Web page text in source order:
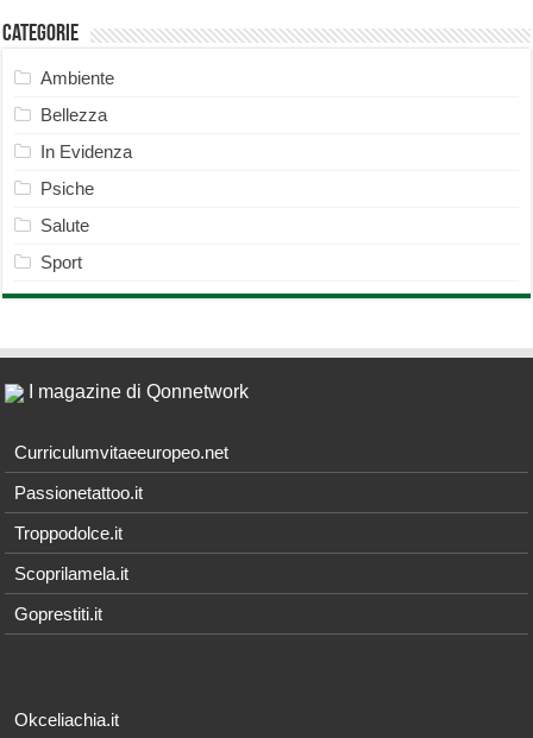
Categorie
Ambiente
Bellezza
In Evidenza
Psiche
Salute
Sport
I magazine di Qonnetwork
Curriculumvitaeeuropeo.net
Passionetattoo.it
Troppodolce.it
Scoprilamela.it
Goprestiti.it
Okceliachia.it